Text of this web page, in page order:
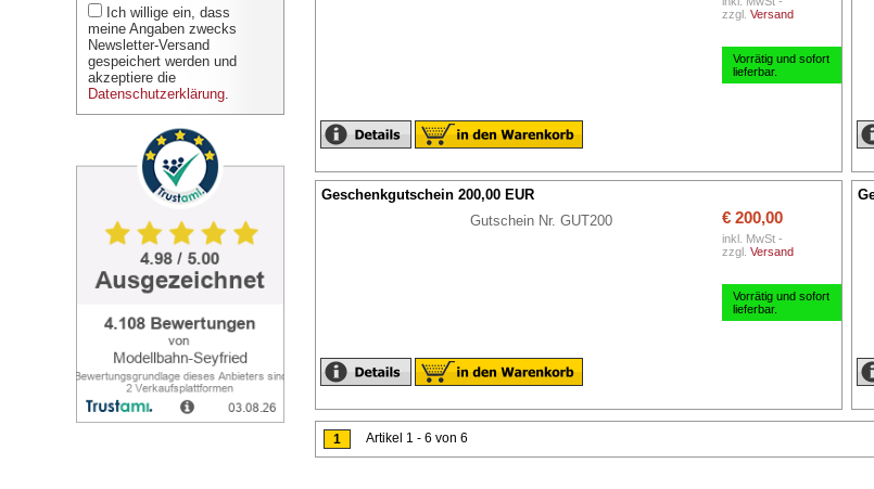
Ich willige ein, dass
meine Angaben zwecks
Newsletter-Versand
gespeichert werden und
akzeptiere die
Datenschutzerklärung.
zzgl. Versand
Vorrätig und sofort
lieferbar.
Geschenkgutschein 200,00 EUR
Gutschein Nr. GUT200
€ 200,00
inkl. MwSt -
zzgl. Versand
Vorrätig und sofort
lieferbar.
1 Artikel 1 - 6 von 6